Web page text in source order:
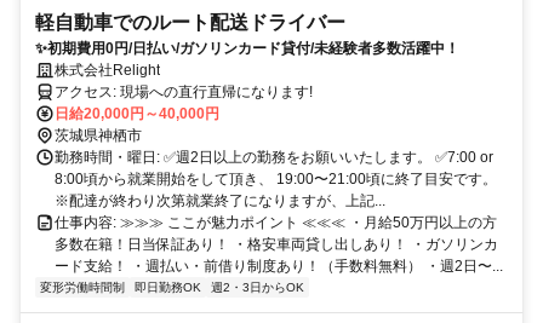
軽自動車でのルート配送ドライバー
✨初期費用0円/日払い/ガソリンカード貸付/未経験者多数活躍中！
株式会社Relight
アクセス: 現場への直行直帰になります!
日給20,000円～40,000円
茨城県神栖市
勤務時間・曜日: ✅週2日以上の勤務をお願いいたします。 ✅7:00 or
8:00頃から就業開始をして頂き、 19:00〜21:00頃に終了目安です。
※配達が終わり次第就業終了になりますが、上記...
仕事内容: ≫≫≫ ここが魅力ポイント ≪≪≪ ・月給50万円以上の方
多数在籍！日当保証あり！ ・格安車両貸し出しあり！ ・ガソリンカ
ード支給！ ・週払い・前借り制度あり！（手数料無料） ・週2日〜...
変形労働時間制 即日勤務OK 週2・3日からOK